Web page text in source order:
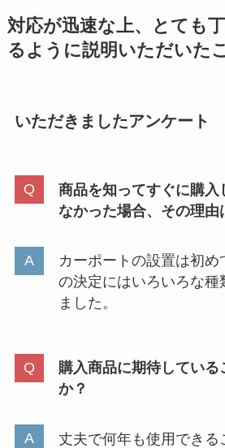
対応が迅速な上、とても
るように説明いただいた
いただきましたアンケート
商品を知ってすぐに購入
なかった場合、その理由
カーポートの設置は初め
の決定にはいろいろな種
ました。
購入商品に期待している
か？
丈夫で何年も使用できる